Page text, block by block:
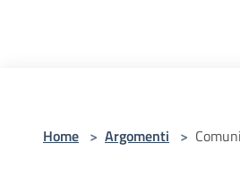
Home > Argomenti >